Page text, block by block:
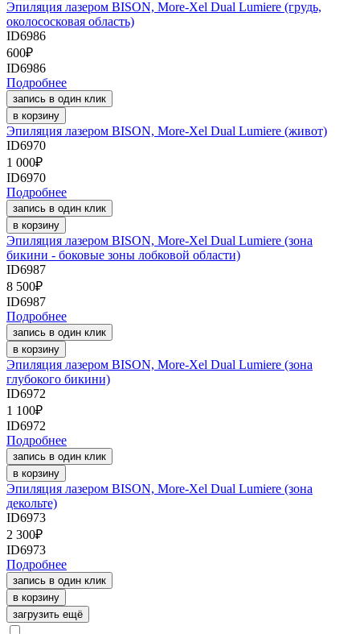
Эпиляция лазером BISON, More-Xel Dual Lumiere (грудь,
околососковая область)
ID6986
600₽
ID6986
Подробнее
запись в один клик
в корзину
Эпиляция лазером BISON, More-Xel Dual Lumiere (живот)
ID6970
1 000₽
ID6970
Подробнее
запись в один клик
в корзину
Эпиляция лазером BISON, More-Xel Dual Lumiere (зона
бикини - боковые зоны лобковой области)
ID6987
8 500₽
ID6987
Подробнее
запись в один клик
в корзину
Эпиляция лазером BISON, More-Xel Dual Lumiere (зона
глубокого бикини)
ID6972
1 100₽
ID6972
Подробнее
запись в один клик
в корзину
Эпиляция лазером BISON, More-Xel Dual Lumiere (зона
декольте)
ID6973
2 300₽
ID6973
Подробнее
запись в один клик
в корзину
загрузить ещё